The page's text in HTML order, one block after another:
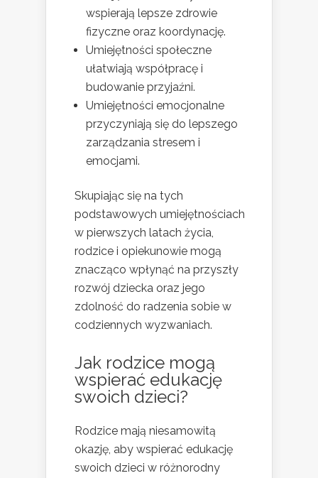
wspierają lepsze zdrowie
fizyczne oraz koordynację.
Umiejętności społeczne
ułatwiają współpracę i
budowanie przyjaźni.
Umiejętności emocjonalne
przyczyniają się do lepszego
zarządzania stresem i
emocjami.
Skupiając się na tych
podstawowych umiejętnościach
w pierwszych latach życia,
rodzice i opiekunowie mogą
znacząco wpłynąć na przyszły
rozwój dziecka oraz jego
zdolność do radzenia sobie w
codziennych wyzwaniach.
Jak rodzice mogą
wspierać edukację
swoich dzieci?
Rodzice mają niesamowitą
okazję, aby wspierać edukację
swoich dzieci w różnorodny